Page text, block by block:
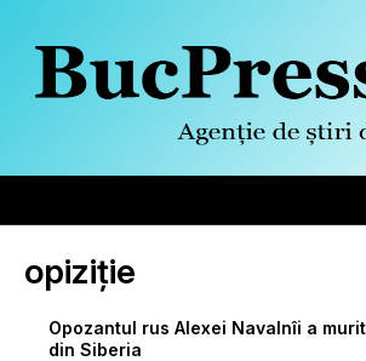
opiziție
Opozantul rus Alexei Navalnîi a
din Siberia